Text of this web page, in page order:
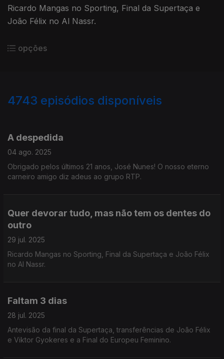
Ricardo Mangas no Sporting, Final da Supertaça e
João Félix no Al Nassr.
opções
4743 episódios disponíveis
A despedida
04 ago. 2025
Obrigado pelos últimos 21 anos, José Nunes! O nosso eterno
carneiro amigo diz adeus ao grupo RTP.
Quer devorar tudo, mas não tem os dentes do
outro
29 jul. 2025
Ricardo Mangas no Sporting, Final da Supertaça e João Félix
no Al Nassr.
Faltam 3 dias
28 jul. 2025
Antevisão da final da Supertaça, transferências de João Félix
e Viktor Gyokeres e a Final do Europeu Feminino.